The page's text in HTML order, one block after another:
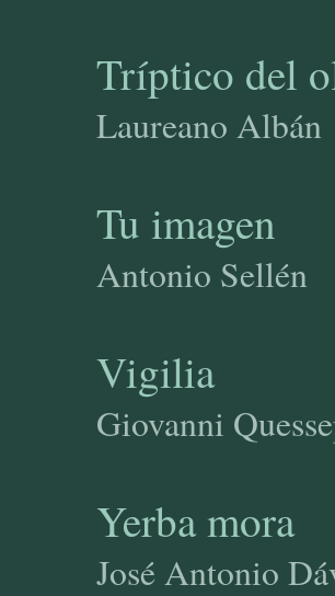
Tríptico del
Laureano
Tu imagen
Antonio
Vigilia
Giovanni
Yerba mora
José Antonio